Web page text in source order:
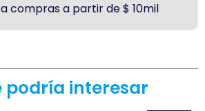
compras a partir de $ 10mil
podría interesar